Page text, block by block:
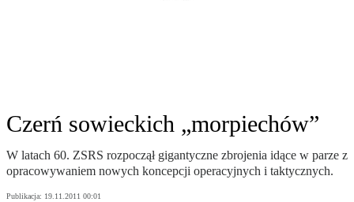
Czerń sowieckich „morpiechów”
W latach 60. ZSRS rozpoczął gigantyczne zbrojenia idące w parze z
opracowywaniem nowych koncepcji operacyjnych i taktycznych.
Publikacja: 19.11.2011 00:01